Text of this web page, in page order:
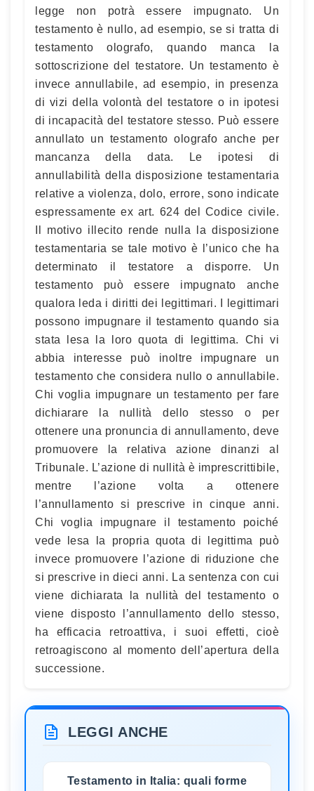
legge non potrà essere impugnato. Un
testamento è nullo, ad esempio, se si tratta di
testamento olografo, quando manca la
sottoscrizione del testatore. Un testamento è
invece annullabile, ad esempio, in presenza
di vizi della volontà del testatore o in ipotesi
di incapacità del testatore stesso. Può essere
annullato un testamento olografo anche per
mancanza della data. Le ipotesi di
annullabilità della disposizione testamentaria
relative a violenza, dolo, errore, sono indicate
espressamente ex art. 624 del Codice civile.
Il motivo illecito rende nulla la disposizione
testamentaria se tale motivo è l’unico che ha
determinato il testatore a disporre. Un
testamento può essere impugnato anche
qualora leda i diritti dei legittimari. I legittimari
possono impugnare il testamento quando sia
stata lesa la loro quota di legittima. Chi vi
abbia interesse può inoltre impugnare un
testamento che considera nullo o annullabile.
Chi voglia impugnare un testamento per fare
dichiarare la nullità dello stesso o per
ottenere una pronuncia di annullamento, deve
promuovere la relativa azione dinanzi al
Tribunale. L’azione di nullità è imprescrittibile,
mentre l’azione volta a ottenere
l’annullamento si prescrive in cinque anni.
Chi voglia impugnare il testamento poiché
vede lesa la propria quota di legittima può
invece promuovere l’azione di riduzione che
si prescrive in dieci anni. La sentenza con cui
viene dichiarata la nullità del testamento o
viene disposto l’annullamento dello stesso,
ha efficacia retroattiva, i suoi effetti, cioè
retroagiscono al momento dell’apertura della
successione.
LEGGI ANCHE
Testamento in Italia: quali forme